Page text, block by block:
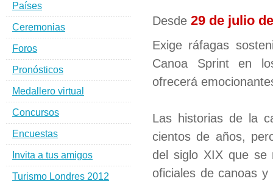
Desde 29 de julio
Exige ráfagas
Canoa Sprint en
ofrecerá
Las historias de la
cientos de años,
del siglo XIX que se
oficiales de canoas
Países
Ceremonias
Foros
Pronósticos
Medallero virtual
Concursos
Encuestas
Invita a tus amigos
Turismo Londres 2012